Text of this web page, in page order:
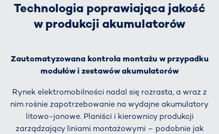
Technologia poprawiająca jakość
w produkcji akumulatorów
Zautomatyzowana kontrola montażu w przypadku
modułów i zestawów akumulatorów
Rynek elektromobilności nadal się rozrasta, a wraz z
nim rośnie zapotrzebowanie na wydajne akumulatory
litowo-jonowe. Planiści i kierownicy produkcji
zarządzający liniami montażowymi – podobnie jak